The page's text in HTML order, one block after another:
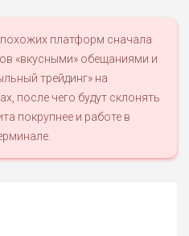
платформ сначала
«вкусными» обещаниями и
трейдинг» на
после чего будут склонять
покрупнее и работе в